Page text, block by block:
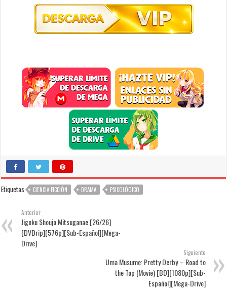
Etiquetas CIENCIA FICCIÓN DRAMA PSICOLÓGICO
Anterior
Jigoku Shoujo Mitsuganae [26/26]
[DVDrip][576p][Sub-Español][Mega-
Drive]
Siguiente
Uma Musume: Pretty Derby – Road to
the Top (Movie) [BD][1080p][Sub-
Español][Mega-Drive]